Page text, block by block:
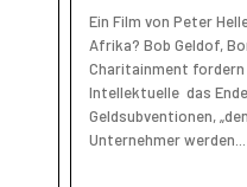
Ein Film von Peter
Afrika? Bob Geldof,
Charitainment fordern
Intellektuelle das
Geldsubventionen,
Unternehmer werden...